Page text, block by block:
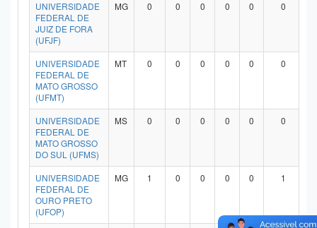
UNIVERSIDADE
FEDERAL DE
JUIZ DE FORA
(UFJF)
MG 0 0 0 0 0 0
UNIVERSIDADE
FEDERAL DE
MATO GROSSO
(UFMT)
MT 0 0 0 0 0 0
UNIVERSIDADE
FEDERAL DE
MATO GROSSO
DO SUL (UFMS)
MS 0 0 0 0 0 0
UNIVERSIDADE
FEDERAL DE
OURO PRETO
(UFOP)
MG 1 0 0 0 0 1